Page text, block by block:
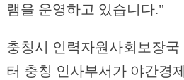
램을 운영하고 있습니다."
충칭시 인력자원사회보장
터 충칭 인사부서가 야간경